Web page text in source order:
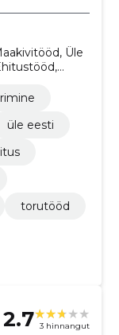
Üle
üle eesti
torutööd
2.7 3 hinnangut